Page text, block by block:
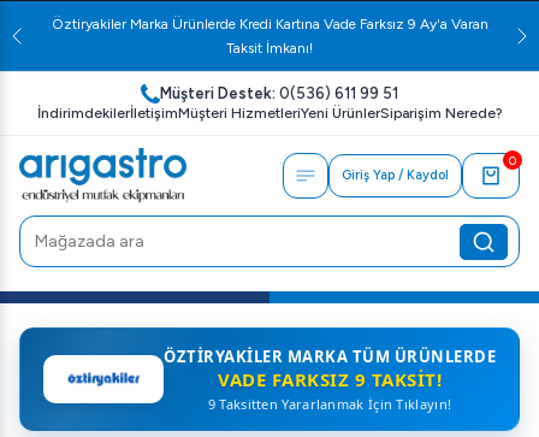
Öztiryakiler Marka Ürünlerde Kredi Kartına Vade Farksız 9 Ay'a Varan
Taksit İmkanı!
Müşteri Destek: 0(536) 611 99 51
İndirimdekilerİletişimMüşteri HizmetleriYeni ÜrünlerSiparişim Nerede?
Giriş Yap / Kaydol
0
ÖZTIRYAKILER MARKA TÜM ÜRÜNLERDE
VADE FARKSIZ 9 TAKSIT!
9 Taksitten Yararlanmak İçin Tıklayın!